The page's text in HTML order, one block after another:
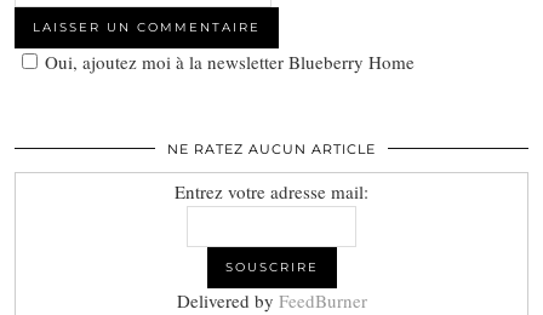
Oui, ajoutez moi à la newsletter Blueberry Home
NE RATEZ AUCUN ARTICLE
Entrez votre adresse mail:
Delivered by FeedBurner